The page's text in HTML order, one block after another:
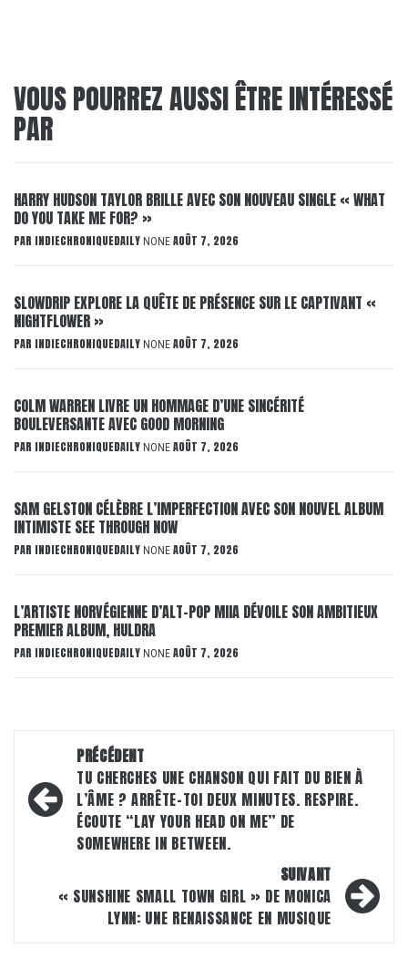
VOUS POURREZ AUSSI ÊTRE INTÉRESSÉ
PAR
HARRY HUDSON TAYLOR BRILLE AVEC SON NOUVEAU SINGLE « WHAT
DO YOU TAKE ME FOR? »
PAR INDIECHRONIQUEDAILY NONE AOÛT 7, 2026
SLOWDRIP EXPLORE LA QUÊTE DE PRÉSENCE SUR LE CAPTIVANT «
NIGHTFLOWER »
PAR INDIECHRONIQUEDAILY NONE AOÛT 7, 2026
COLM WARREN LIVRE UN HOMMAGE D’UNE SINCÉRITÉ
BOULEVERSANTE AVEC GOOD MORNING
PAR INDIECHRONIQUEDAILY NONE AOÛT 7, 2026
SAM GELSTON CÉLÈBRE L’IMPERFECTION AVEC SON NOUVEL ALBUM
INTIMISTE SEE THROUGH NOW
PAR INDIECHRONIQUEDAILY NONE AOÛT 7, 2026
L’ARTISTE NORVÉGIENNE D’ALT-POP MIIA DÉVOILE SON AMBITIEUX
PREMIER ALBUM, HULDRA
PAR INDIECHRONIQUEDAILY NONE AOÛT 7, 2026
Navigation
d’article
PRÉCÉDENT
TU CHERCHES UNE CHANSON QUI FAIT DU BIEN À
L’ÂME ? ARRÊTE-TOI DEUX MINUTES. RESPIRE.
ÉCOUTE “LAY YOUR HEAD ON ME” DE
SOMEWHERE IN BETWEEN.
SUIVANT
« SUNSHINE SMALL TOWN GIRL » DE MONICA
LYNN: UNE RENAISSANCE EN MUSIQUE